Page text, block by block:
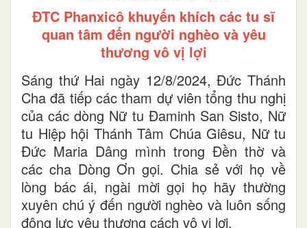
ĐTC Phanxicô khuyến khích các tu sĩ
quan tâm đến người nghèo và yêu
thương vô vị lợi
Sáng thứ Hai ngày 12/8/2024, Đức Thánh
Cha đã tiếp các tham dự viên tổng thu nghị
của các dòng Nữ tu Đaminh San Sisto, Nữ
tu Hiệp hội Thánh Tâm Chúa Giêsu, Nữ tu
Đức Maria Dâng mình trong Đền thờ và
các cha Dòng Ơn gọi. Chia sẻ với họ về
lòng bác ái, ngài mời gọi họ hãy thường
xuyên chú ý đến người nghèo và luôn sống
động lực yêu thương cách vô vị lợi.